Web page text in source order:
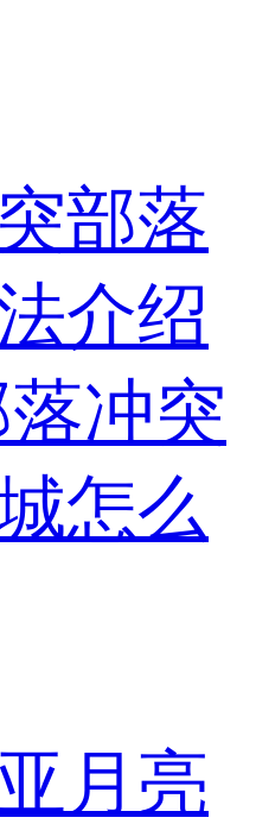
部落
介绍
落冲突
怎么
月亮